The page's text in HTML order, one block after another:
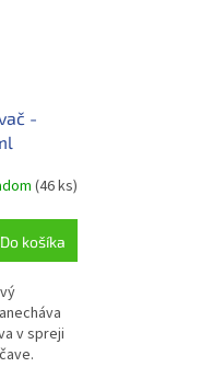
-
(46 ks)
Do košíka
v spreji